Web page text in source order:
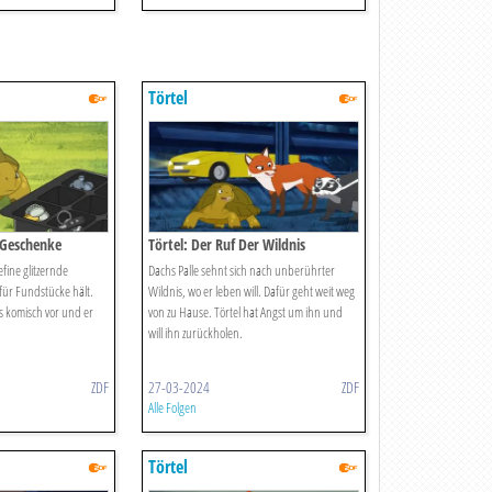
glitzernde
Fundstücke hält.
komisch vor und er
ZDF
Törtel
Törtel: Der Ruf Der Wildnis
Dachs Palle sehnt sich nach unberührter
Wildnis, wo er leben will. Dafür geht weit weg
von zu Hause. Törtel hat Angst um ihn und
will ihn zurückholen.
27-03-2024 ZDF
Alle Folgen
Törtel